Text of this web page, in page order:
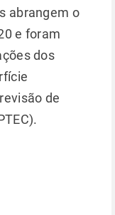
abrangem o
e foram
dos
de